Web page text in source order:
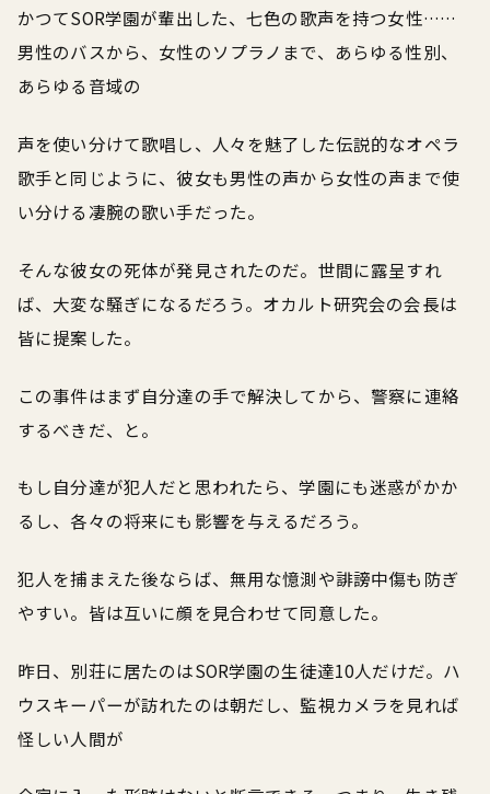
かつてSOR学園が輩出した、七色の歌声を持つ女性……
男性のバスから、女性のソプラノまで、あらゆる性別、
あらゆる音域の
声を使い分けて歌唱し、人々を魅了した伝説的なオペラ
歌手と同じように、彼女も男性の声から女性の声まで使
い分ける凄腕の歌い手だった。
そんな彼女の死体が発見されたのだ。世間に露呈すれ
ば、大変な騒ぎになるだろう。オカルト研究会の会長は
皆に提案した。
この事件はまず自分達の手で解決してから、警察に連絡
するべきだ、と。
もし自分達が犯人だと思われたら、学園にも迷惑がかか
るし、各々の将来にも影響を与えるだろう。
犯人を捕まえた後ならば、無用な憶測や誹謗中傷も防ぎ
やすい。皆は互いに顔を見合わせて同意した。
昨日、別荘に居たのはSOR学園の生徒達10人だけだ。ハ
ウスキーパーが訪れたのは朝だし、監視カメラを見れば
怪しい人間が